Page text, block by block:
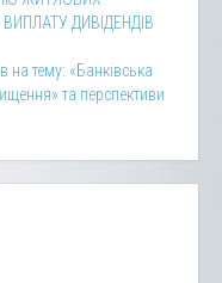
ДИВІДЕНДІВ
на тему: «Банківська
та перспективи